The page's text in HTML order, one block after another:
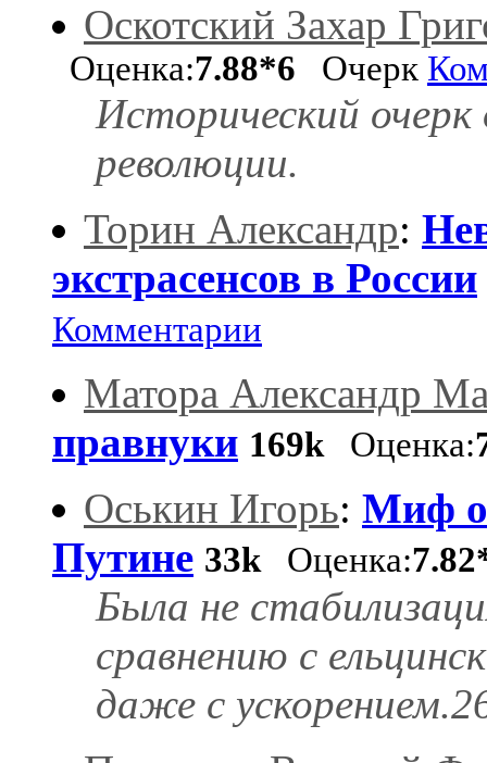
Оскотский Захар
Оценка:7.88*6 Очерк
Исторический
революции.
Торин Александр:
экстрасенсов в России
Комментарии
Матора Александр
правнуки 169k Оценка:
Оськин Игорь: Миф о
Путине 33k Оценка:
Была не
сравнению с
даже с